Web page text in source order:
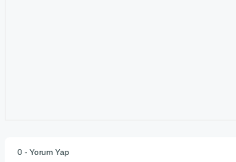
0 - Yorum Yap